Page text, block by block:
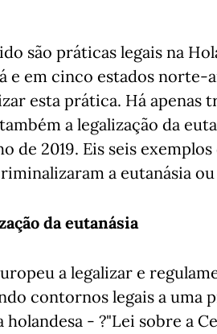
são práticas legais na
e em cinco estados norte-
esta prática. Há apenas
a legalização da
de 2019. Eis seis exemplos
a eutanásia
da eutanásia
a legalizar e
contornos legais a uma
- ?"Lei sobre a